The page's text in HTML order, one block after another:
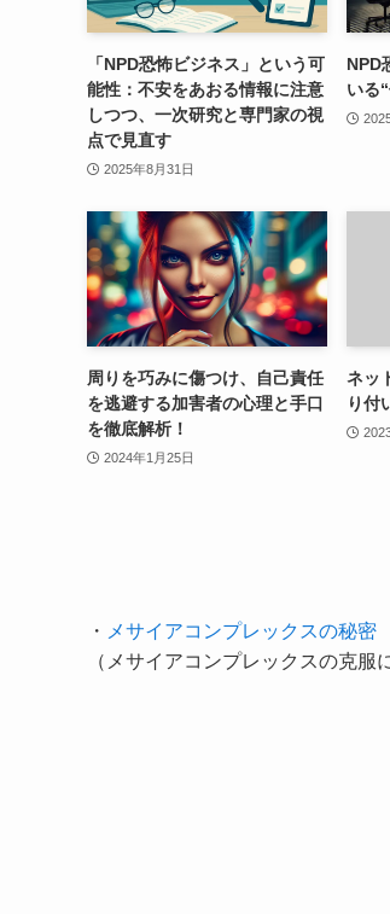
「NPD恐怖ビジネス」という可
能性：不安をあおる情報に注意
しつつ、一次研究と専門家の視
点で見直す
2025年8月31日
NPD
いる
周りを巧みに傷つけ、自己責任
を逃避する加害者の心理と手口
を徹底解析！
2024年1月25日
ネッ
り付
・ メサイアコンプレックスの秘密
（メサイアコンプレックスの克服